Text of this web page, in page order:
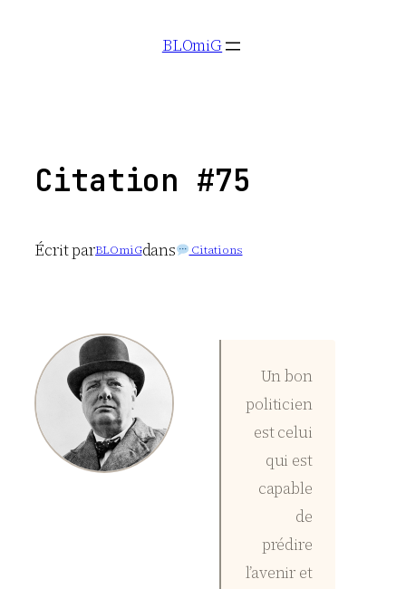
BLOmiG
Citation #75
Écrit parBLOmiGdans Citations
Un bon
politicien
est celui
qui est
capable
de
prédire
l’avenir et